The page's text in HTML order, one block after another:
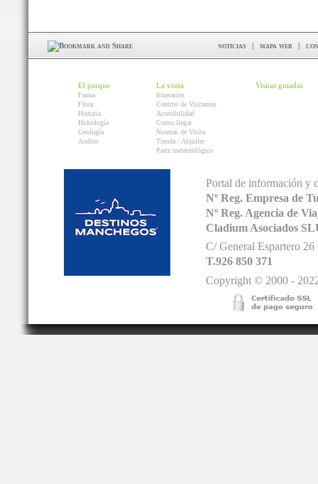
noticias | mapa web |
El parque
Fauna
Flora
Historia
Hidrología
Geología
Audios
La visita
Itinerarios
Centros de Visitantes
Accesibilidad
Como llegar
Normas de Visita
Tienda / Alquiler
Parte meteorológico
Visitas guiadas
Portal de información y
Nº Reg. Empresa de
Nº Reg. Agencia de
Cladium Asociados
C/ General Espartero
T.926 850 371
Copyright © 2000 -